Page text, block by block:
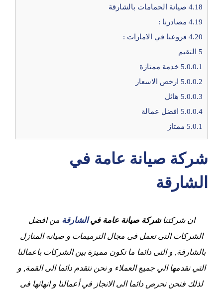
4.18 صيانة الحمامات بالشارقة
4.19 مصادرنا :
4.20 فروعنا في الامارات :
5 التقيم
5.0.0.1 خدمة ممتازة
5.0.0.2 ارخص الاسعار
5.0.0.3 هائل
5.0.0.4 افضل عمالة
5.0.1 ممتاز
شركة صيانة عامة في
الشارقة
ان شركتناشركة صيانة عامة فيالشارقة من افضل
الشركات التى تعمل فى مجال الترميمات و صيانه المنازل
بالشارقة, و التى دائما ما تكون مميزة بين الشركات باعمالنا
التي نقدمها الي جميع العملاء و نحن نتقدم دائما الى القمة, و
لذلك فنحن نحرص دائما الى الانجاز في أعمالنا و انهائها فى